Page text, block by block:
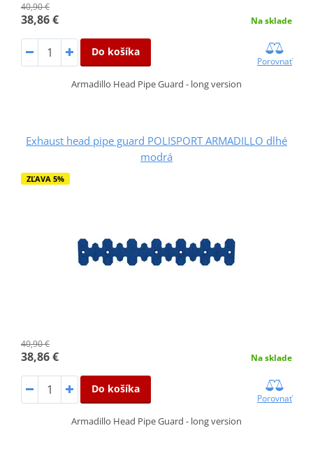
40,90 €
38,86 € Na sklade
Do košíka
Porovnať
Armadillo Head Pipe Guard - long version
Exhaust head pipe guard POLISPORT ARMADILLO dlhé
modrá
ZĽAVA 5%
40,90 €
38,86 € Na sklade
Do košíka
Porovnať
Armadillo Head Pipe Guard - long version